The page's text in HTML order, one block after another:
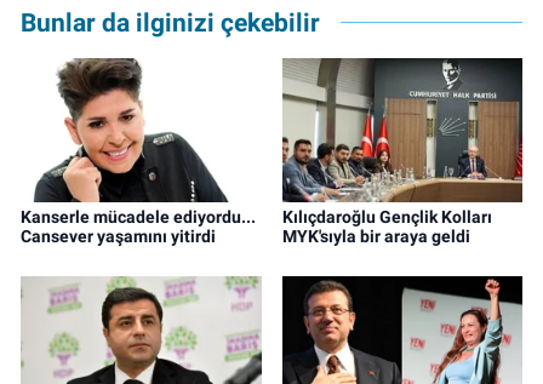
Bunlar da ilginizi çekebilir
Kanserle mücadele ediyordu...
Cansever yaşamını yitirdi
Kılıçdaroğlu Gençlik Kolları
MYK'sıyla bir araya geldi